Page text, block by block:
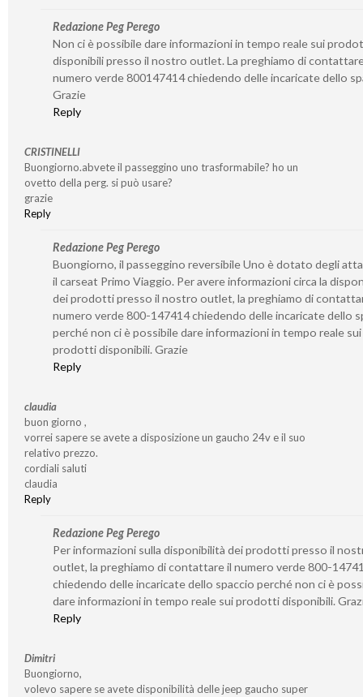
Redazione Peg Perego
Non ci è possibile dare informazioni in tempo reale sui
disponibili presso il nostro outlet. La preghiamo di
numero verde 800147414 chiedendo delle incaricate dello
Grazie
Reply
CRISTINELLI
Buongiorno.abvete il passeggino uno trasformabile? ho un
ovetto della perg. si può usare?
grazie
Reply
Redazione Peg Perego
Buongiorno, il passeggino reversibile Uno è dotato degli
il carseat Primo Viaggio. Per avere informazioni circa la
dei prodotti presso il nostro outlet, la preghiamo di
numero verde 800-147414 chiedendo delle incaricate dello
perché non ci è possibile dare informazioni in tempo reale sui
prodotti disponibili. Grazie
Reply
claudia
buon giorno ,
vorrei sapere se avete a disposizione un gaucho 24v e il suo
relativo prezzo.
cordiali saluti
claudia
Reply
Redazione Peg Perego
Per informazioni sulla disponibilità dei prodotti presso il
outlet, la preghiamo di contattare il numero verde 800-
chiedendo delle incaricate dello spaccio perché non ci è
dare informazioni in tempo reale sui prodotti disponibili.
Reply
Dimitri
Buongiorno,
volevo sapere se avete disponibilità delle jeep gaucho super